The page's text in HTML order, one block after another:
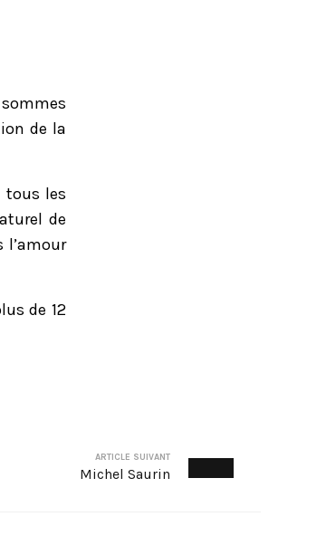
de la
tous les
de
l’amour
de 12
ARTICLE SUIVANT
Michel Saurin